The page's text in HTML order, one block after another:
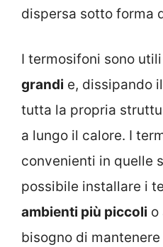
dispersa sotto forma
I termosifoni sono
grandi e, dissipando
tutta la propria
a lungo il calore. I
convenienti in quelle
possibile installare i
ambienti più piccoli o
bisogno di